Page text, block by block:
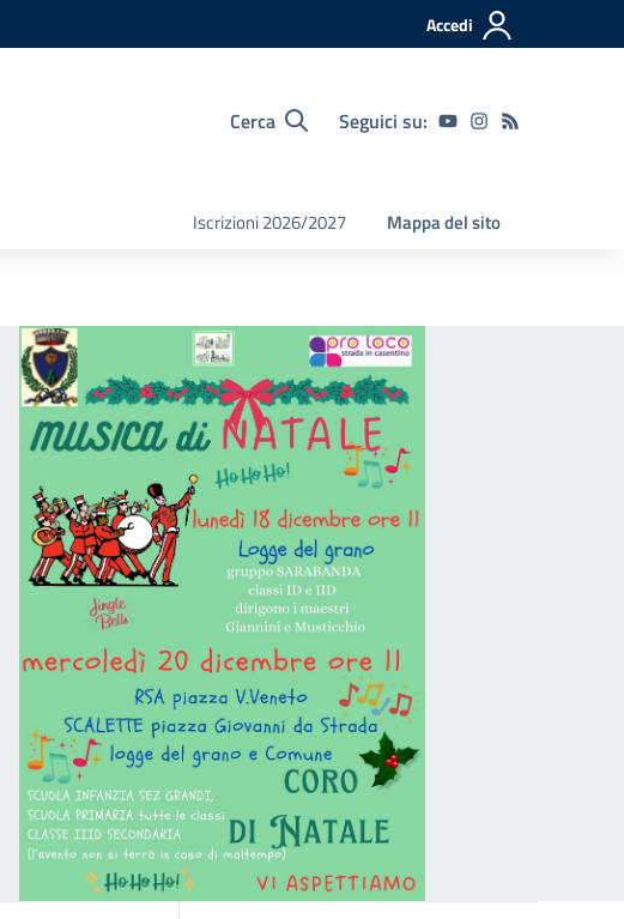
Accedi
Cerca Seguici su:
Iscrizioni 2026/2027 Mappa del sito